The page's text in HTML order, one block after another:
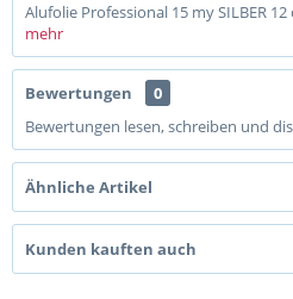
Alufolie Professional 15 my SILBER
mehr
Bewertungen
0
Bewertungen lesen, schreiben und
Ähnliche Artikel
Kunden kauften auch